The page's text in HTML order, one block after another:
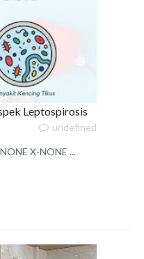
Leptospirosis
undefined
X-NONE ...